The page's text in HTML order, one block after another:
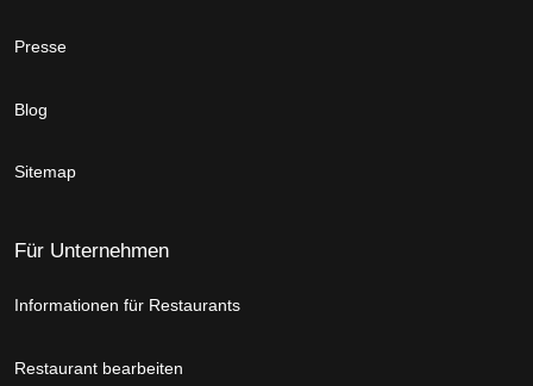
Presse
Blog
Sitemap
Für Unternehmen
Informationen für Restaurants
Restaurant bearbeiten